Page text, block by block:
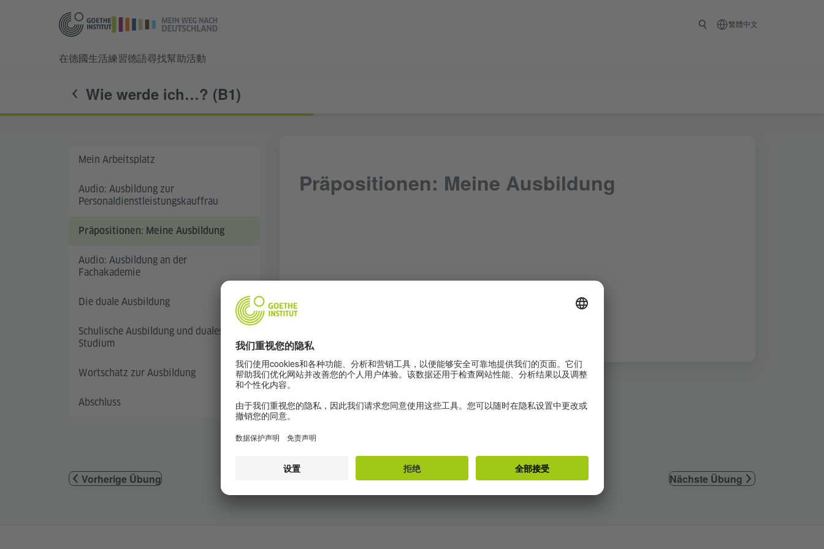
繁體中文
在德國生活練習德語尋找幫助活動
Wie werde ich…? (B1)
Mein Arbeitsplatz
Audio: Ausbildung zur
Personaldienstleistungskauffrau
Präpositionen: Meine Ausbildung
Audio: Ausbildung an der
Fachakademie
Die duale Ausbildung
Schulische Ausbildung und duales
Studium
Wortschatz zur Ausbildung
Abschluss
Präpositionen: Meine Ausbildung
Vorherige Übung Nächste Übung